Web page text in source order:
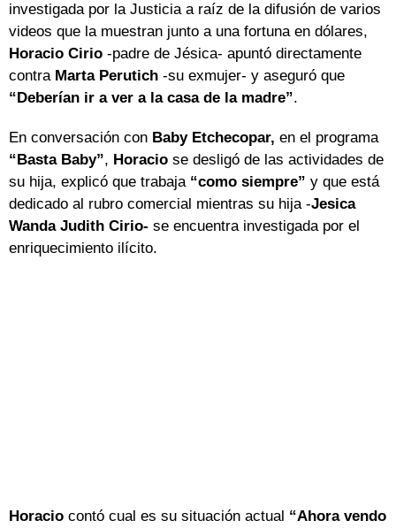
investigada por la Justicia a raíz de la difusión de varios
videos que la muestran junto a una fortuna en dólares,
Horacio Cirio -padre de Jésica- apuntó directamente
contra Marta Perutich -su exmujer- y aseguró que
“Deberían ir a ver a la casa de la madre”.
En conversación con Baby Etchecopar, en el programa
“Basta Baby”, Horacio se desligó de las actividades de
su hija, explicó que trabaja “como siempre” y que está
dedicado al rubro comercial mientras su hija -Jesica
Wanda Judith Cirio- se encuentra investigada por el
enriquecimiento ilícito.
Horacio contó cual es su situación actual “Ahora vendo